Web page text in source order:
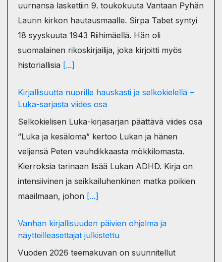
uurnansa laskettiin 9. toukokuuta Vantaan Pyhän
Laurin kirkon hautausmaalle. Sirpa Tabet syntyi
18 syyskuuta 1943 Riihimäellä. Hän oli
suomalainen rikoskirjailija, joka kirjoitti myös
historiallisia [...]
Kirjallisuutta nuorille hauskasti ja selkokielellä –
Luka-sarjasta viides osa
Selkokielisen Luka-kirjasarjan päättävä viides osa
”Luka ja kesäloma” kertoo Lukan ja hänen
veljensä Peten vauhdikkaasta mökkilomasta.
Kierroksia tarinaan lisää Lukan ADHD. Kirja on
intensiivinen ja seikkailuhenkinen matka poikien
maailmaan, johon [...]
Vanhan kirjallisuuden päivien ohjelma ja
näytteilleasettajat julkistettu
Vuoden 2026 teemakuvan on suunnitellut